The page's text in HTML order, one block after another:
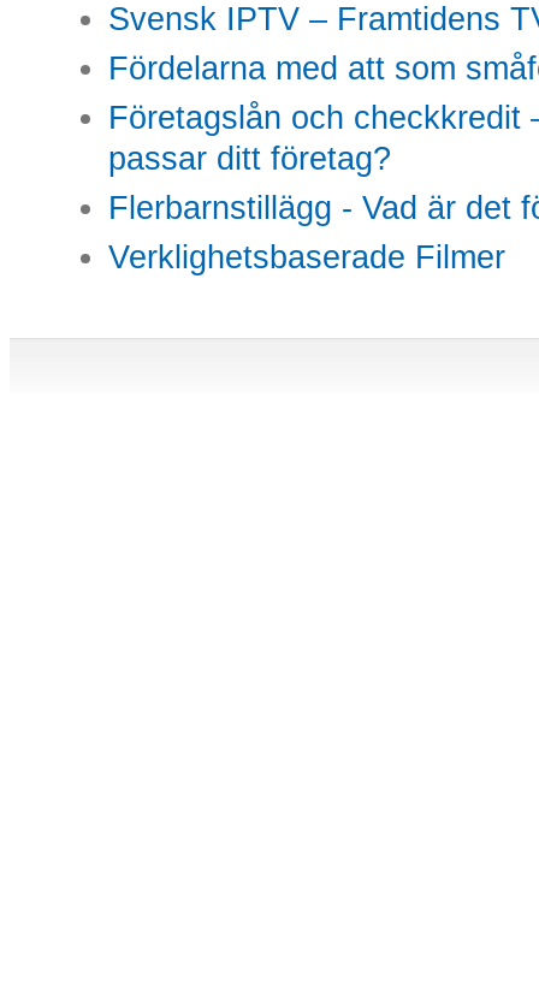
Svensk IPTV – Framtidens
Fördelarna med att som
Företagslån och checkkredit
passar ditt företag?
Flerbarnstillägg - Vad är det
Verklighetsbaserade Filmer